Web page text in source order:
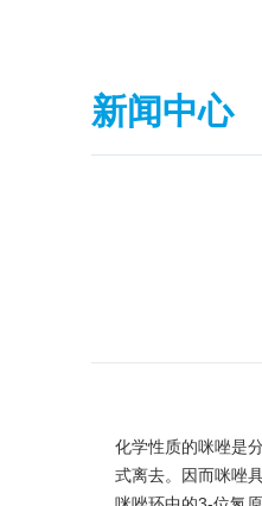
新闻中心
化学性质的咪唑是
式离去。因而咪唑